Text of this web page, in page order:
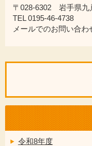
〒028-6302 岩手県九
TEL 0195-46-4738
メールでのお問い合
令和8年度